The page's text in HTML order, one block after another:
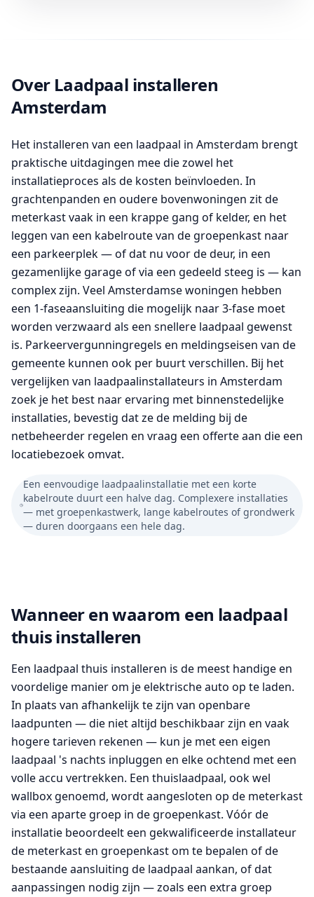
Over Laadpaal installeren
Amsterdam
Het installeren van een laadpaal in Amsterdam brengt
praktische uitdagingen mee die zowel het
installatieproces als de kosten beïnvloeden. In
grachtenpanden en oudere bovenwoningen zit de
meterkast vaak in een krappe gang of kelder, en het
leggen van een kabelroute van de groepenkast naar
een parkeerplek — of dat nu voor de deur, in een
gezamenlijke garage of via een gedeeld steeg is — kan
complex zijn. Veel Amsterdamse woningen hebben
een 1-faseaansluiting die mogelijk naar 3-fase moet
worden verzwaard als een snellere laadpaal gewenst
is. Parkeervergunningregels en meldingseisen van de
gemeente kunnen ook per buurt verschillen. Bij het
vergelijken van laadpaalinstallateurs in Amsterdam
zoek je het best naar ervaring met binnenstedelijke
installaties, bevestig dat ze de melding bij de
netbeheerder regelen en vraag een offerte aan die een
locatiebezoek omvat.
Een eenvoudige laadpaalinstallatie met een korte
kabelroute duurt een halve dag. Complexere installaties
— met groepenkastwerk, lange kabelroutes of grondwerk
— duren doorgaans een hele dag.
Wanneer en waarom een laadpaal
thuis installeren
Een laadpaal thuis installeren is de meest handige en
voordelige manier om je elektrische auto op te laden.
In plaats van afhankelijk te zijn van openbare
laadpunten — die niet altijd beschikbaar zijn en vaak
hogere tarieven rekenen — kun je met een eigen
laadpaal 's nachts inpluggen en elke ochtend met een
volle accu vertrekken. Een thuislaadpaal, ook wel
wallbox genoemd, wordt aangesloten op de meterkast
via een aparte groep in de groepenkast. Vóór de
installatie beoordeelt een gekwalificeerde installateur
de meterkast en groepenkast om te bepalen of de
bestaande aansluiting de laadpaal aankan, of dat
aanpassingen nodig zijn — zoals een extra groep